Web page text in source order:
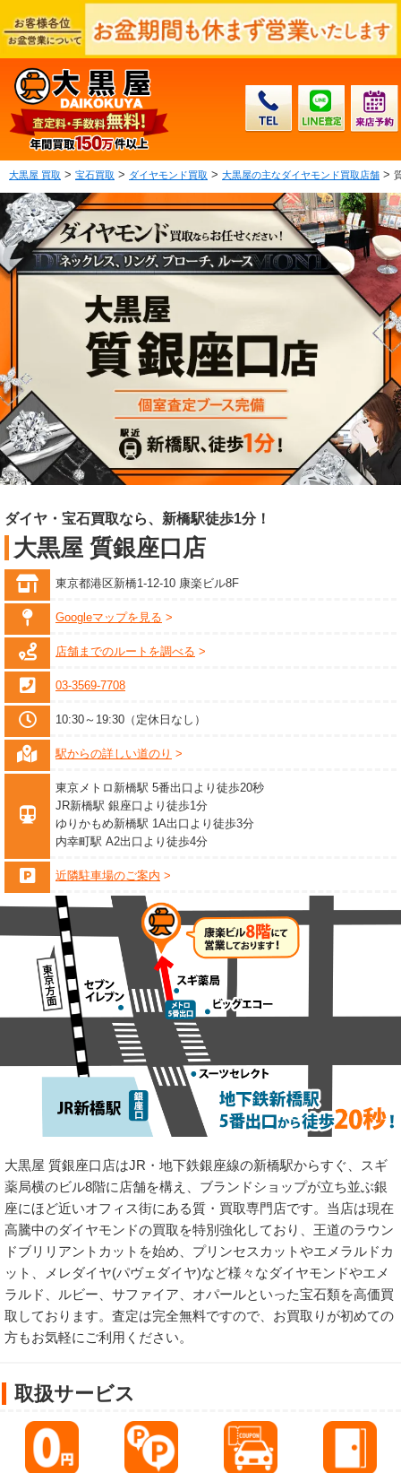
大黒屋 買取 > 宝石買取 > ダイヤモンド買取 > 大黒屋の主なダイヤモンド買取店舗 >
ダイヤ・宝石買取なら、新橋駅徒歩1分！
大黒屋 質銀座口店
東京都港区新橋1-12-10 康楽ビル8F
Googleマップを見る
店舗までのルートを調べる
03-3569-7708
10:30～19:30（定休日なし）
駅からの詳しい道のり
東京メトロ新橋駅 5番出口より徒歩20秒
JR新橋駅 銀座口より徒歩1分
ゆりかもめ新橋駅 1A出口より徒歩3分
内幸町駅 A2出口より徒歩4分
近隣駐車場のご案内
大黒屋 質銀座口店はJR・地下鉄銀座線の新橋駅からすぐ、スギ
薬局横のビル8階に店舗を構え、ブランドショップが立ち並ぶ銀
座にほど近いオフィス街にある質・買取専門店です。当店は現在
高騰中のダイヤモンドの買取を特別強化しており、王道のラウン
ドブリリアントカットを始め、プリンセスカットやエメラルドカ
ット、メレダイヤ(パヴェダイヤ)など様々なダイヤモンドやエメ
ラルド、ルビー、サファイア、オパールといった宝石類を高価買
取しております。査定は完全無料ですので、お買取りが初めての
方もお気軽にご利用ください。
取扱サービス